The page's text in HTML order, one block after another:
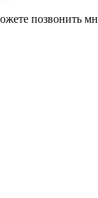
позвонить